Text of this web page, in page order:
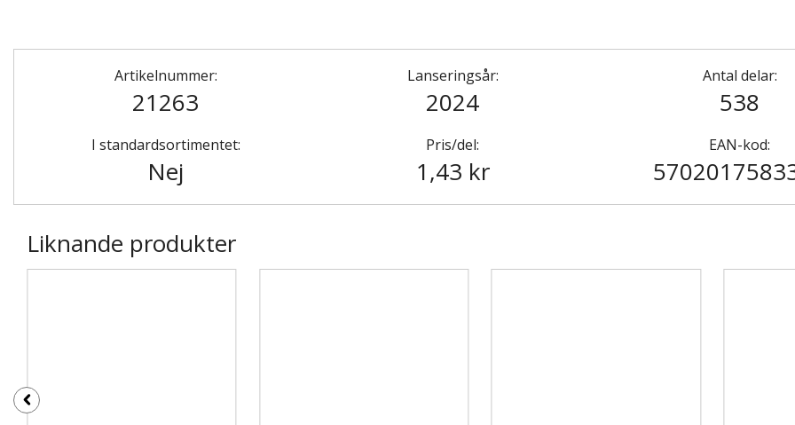
Artikelnummer:
21263
Lanseringsår:
2024
Antal delar:
538
I standardsortimentet:
Nej
Pris/del:
1,43 kr
EAN-kod:
Liknande produkter